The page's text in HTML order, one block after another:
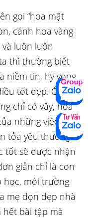
gọi “hoa mặt
cánh hoa vàng
luôn luôn
thì thường biết
niềm tin, hy vọng
tốt đẹp. Ở
chỉ có vậy, hoa
những việc tốt,
tỏa yêu thương.
tốt sẽ được nhận
giản chỉ là con
học, môi trường
mẹ dọn dẹp nhà
bài tập mà